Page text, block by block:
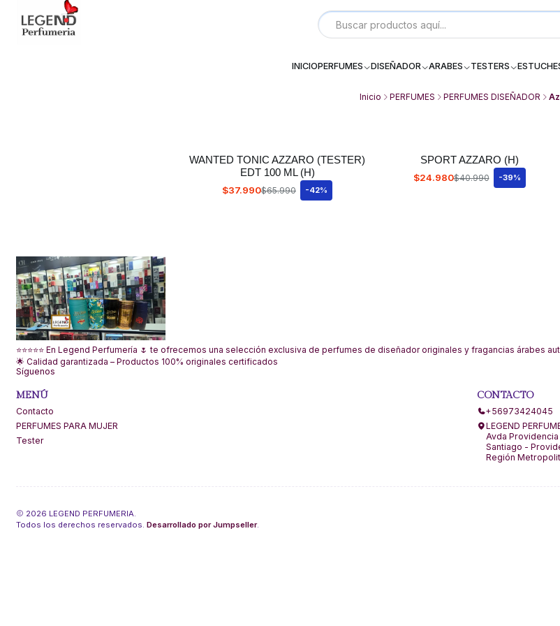
INICIOPERFUMES DISEÑADOR ARABES TESTERS
Avda Providencia 2234, Local P 6, Subterraneo (--2) Galeria Dos
Inicio PERFUMES PERFUMES DISEÑADOR
WANTED TONIC AZZARO (TESTER)
EDT 100 ML (H)
$37.990$65.990 -42%
SPORT AZZARO (H)
$24.980$40.990 -39%
⭐⭐⭐⭐⭐ En Legend Perfumería 🌷 te ofrecemos una selección exclusiva de perfumes de diseñador originales y fragancias árabes
🌟 Calidad garantizada – Productos 100% originales certificados
Síguenos
MENÚ
Contacto
PERFUMES PARA MUJER
Tester
CONTACTO
+56973424045
LEGEND
Avda
Santiago -
Región
2026 LEGEND PERFUMERIA.
Todos los derechos reservados. Desarrollado por Jumpseller.